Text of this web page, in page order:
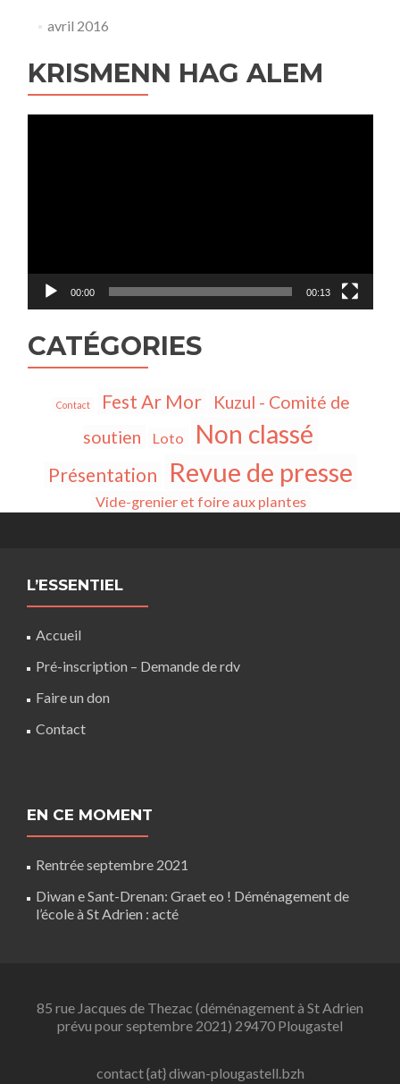
avril 2016
KRISMENN HAG ALEM
00:00 00:13
CATÉGORIES
Contact Fest Ar Mor
Kuzul - Comité de
soutien
Loto Non classé
Présentation Revue de presse
Vide-grenier et foire aux plantes
L’ESSENTIEL
Accueil
Pré-inscription – Demande de rdv
Faire un don
Contact
EN CE MOMENT
Rentrée septembre 2021
Diwan e Sant-Drenan: Graet eo ! Déménagement de
l’école à St Adrien : acté
85 rue Jacques de Thezac (déménagement à St Adrien
prévu pour septembre 2021) 29470 Plougastel
contact {at} diwan-plougastell.bzh